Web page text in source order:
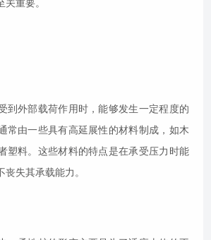
重要。
到外部载荷作用时，能够发生一定程度的
常由一些具有高延展性的材料制成，如木
塑料。这些材料的特点是在承受压力时能
失其承载能力。